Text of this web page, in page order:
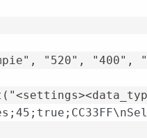
"520", "400",